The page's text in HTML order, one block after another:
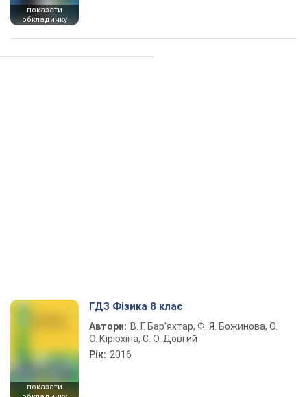
показати
обкладинку
показати
ГДЗ Фізика 8 клас
Автори: В. Г. Бар’яхтар, Ф. Я. Божинова, О.
О. Кірюхіна, С. О. Довгий
Рік: 2016